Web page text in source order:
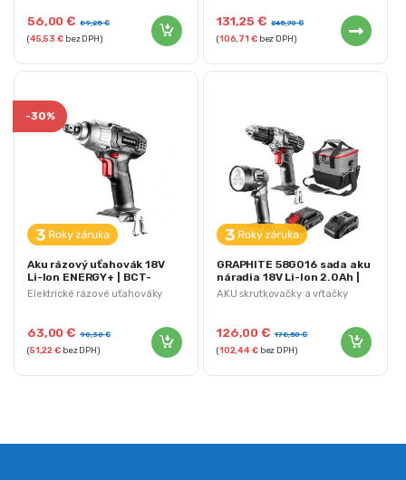
56,00€ 89,25€
(45,53€bez DPH)
131,25€ 245,70€
(106,71€bez DPH)
Elektrické rázové uťahováky
-30%
Aku rázový uťahovák 18V
Li-Ion ENERGY+ | BCT-
58G018
63,00€ 90,30€
(51,22€bez DPH)
AKU skrutkovačky a vŕtačky
GRAPHITE 58G016 sada aku
náradia 18V Li-Ion 2.0Ah |
ENERGY+
126,00€ 178,50€
(102,44€bez DPH)